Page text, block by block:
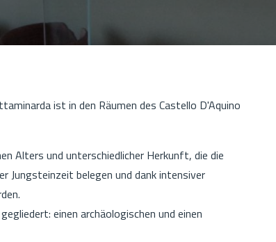
ist in den Räumen des Castello D'Aquino
Alters und unterschiedlicher Herkunft, die die
Jungsteinzeit belegen und dank intensiver
einen archäologischen und einen